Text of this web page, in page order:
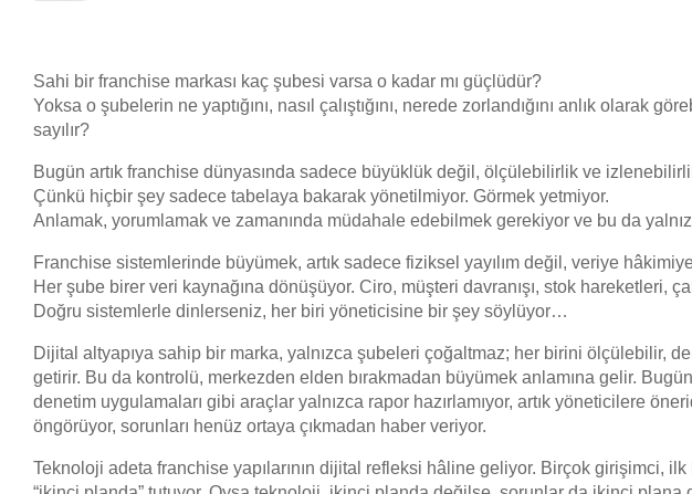
Sahi bir franchise markası kaç şubesi varsa o kadar mı güçlüdür?
Yoksa o şubelerin ne yaptığını, nasıl çalıştığını, nerede zorlandığını anlık olarak
sayılır?
Bugün artık franchise dünyasında sadece büyüklük değil, ölçülebilirlik ve
Çünkü hiçbir şey sadece tabelaya bakarak yönetilmiyor. Görmek yetmiyor.
Anlamak, yorumlamak ve zamanında müdahale edebilmek gerekiyor ve bu da
Franchise sistemlerinde büyümek, artık sadece fiziksel yayılım değil, veriye
Her şube birer veri kaynağına dönüşüyor. Ciro, müşteri davranışı, stok hareketleri,
Doğru sistemlerle dinlerseniz, her biri yöneticisine bir şey söylüyor…
Dijital altyapıya sahip bir marka, yalnızca şubeleri çoğaltmaz; her birini ölçülebilir,
getirir. Bu da kontrolü, merkezden elden bırakmadan büyümek anlamına gelir.
denetim uygulamaları gibi araçlar yalnızca rapor hazırlamıyor, artık yöneticilere
öngörüyor, sorunları henüz ortaya çıkmadan haber veriyor.
Teknoloji adeta franchise yapılarının dijital refleksi hâline geliyor. Birçok girişimci, ilk